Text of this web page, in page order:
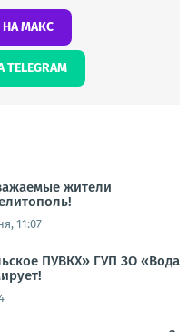
НА МАКС
жители
11:07
ПУВКХ» ГУП ЗО «Вода